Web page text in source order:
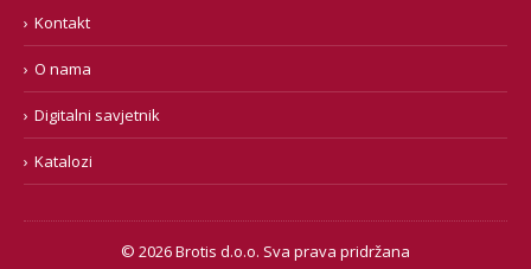
Kontakt
O nama
Digitalni savjetnik
Katalozi
© 2026 Brotis d.o.o. Sva prava pridržana